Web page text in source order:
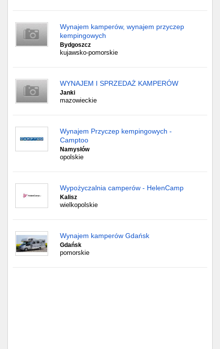
Wynajem kamperów, wynajem przyczep
kempingowych
Bydgoszcz
kujawsko-pomorskie
WYNAJEM I SPRZEDAŻ KAMPERÓW
Janki
mazowieckie
Wynajem Przyczep kempingowych -
Camptoo
Namysłów
opolskie
Wypożyczalnia camperów - HelenCamp
Kalisz
wielkopolskie
Wynajem kamperów Gdańsk
Gdańsk
pomorskie